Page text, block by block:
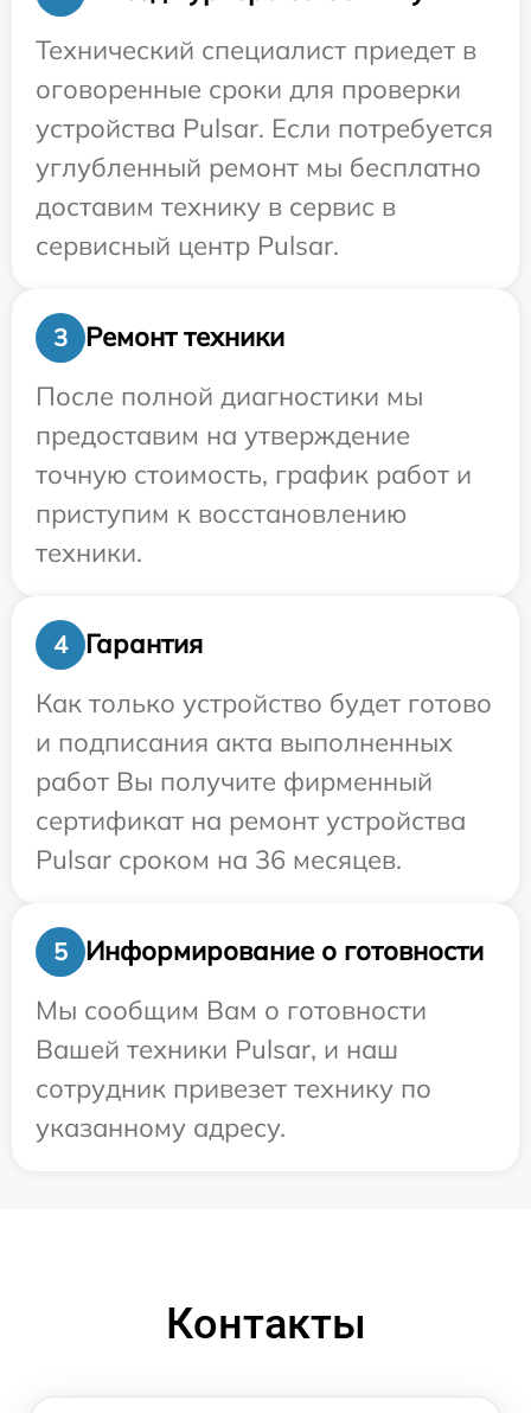
Технический специалист приедет в
оговоренные сроки для проверки
устройства Pulsar. Если потребуется
углубленный ремонт мы бесплатно
доставим технику в сервис в
сервисный центр Pulsar.
3
Ремонт техники
После полной диагностики мы
предоставим на утверждение
точную стоимость, график работ и
приступим к восстановлению
техники.
4
Гарантия
Как только устройство будет готово
и подписания акта выполненных
работ Вы получите фирменный
сертификат на ремонт устройства
Pulsar сроком на 36 месяцев.
5
Информирование о готовности
Мы сообщим Вам о готовности
Вашей техники Pulsar, и наш
сотрудник привезет технику по
указанному адресу.
Контакты